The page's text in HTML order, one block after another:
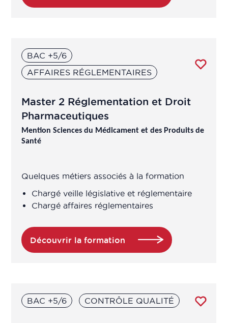
Chef de projet innovation (en
sanitaire
Chef(fe) de projet pharmaceutique
Chercheur en pharmacologie
santé
Conducteur(trice) de procédés en
Conseil en propriété industrielle
Conseiller en nutrition
BAC +5/6
AFFAIRES RÉGLEMENTAIRES
Master 2 Réglementation et Droit
Pharmaceutiques
Mention Sciences du Médicament et des Produits de
Santé
Quelques métiers associés à la formation
Chargé veille législative et réglementaire
Chargé affaires réglementaires
Découvrir la formation
BAC +5/6 CONTRÔLE QUALITÉ